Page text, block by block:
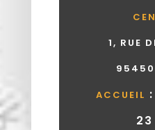
1, RUE
95450
ACCUEIL